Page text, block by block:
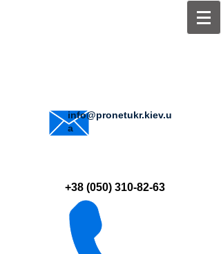
info@pronetukr.kiev.u
a
+38 (050) 310-82-63